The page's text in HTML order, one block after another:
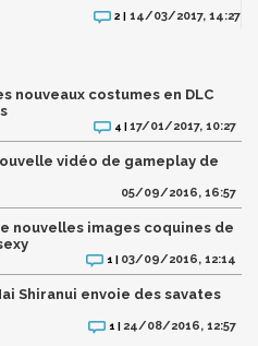
2 | 14/03/2017, 14:27
nouveaux costumes en DLC
4 | 17/01/2017, 10:27
vidéo de gameplay de
05/09/2016, 16:57
nouvelles images coquines de
1 | 03/09/2016, 12:14
Shiranui envoie des savates
1 | 24/08/2016, 12:57